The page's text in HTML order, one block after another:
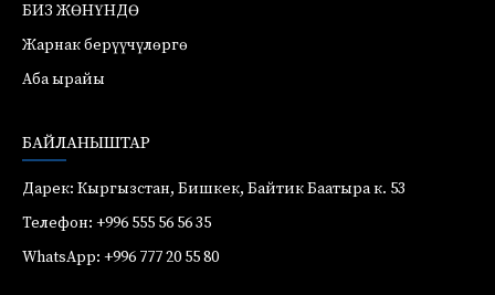
БИЗ ЖӨНҮНДӨ
Жарнак берүүчүлөргө
Аба ырайы
БАЙЛАНЫШТАР
Дарек: Кыргызстан, Бишкек, Байтик Баатыра к. 53
Телефон: +996 555 56 56 35
WhatsApp: +996 777 20 55 80